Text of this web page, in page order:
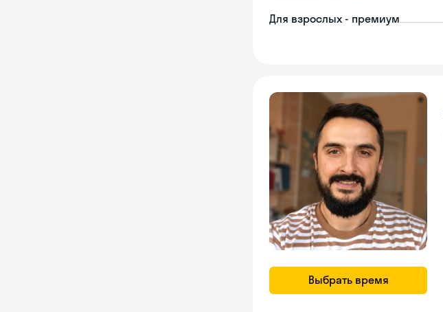
Для взрослых - премиум
Выбрать время